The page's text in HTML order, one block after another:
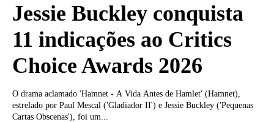
Jessie Buckley conquista
11 indicações ao Critics
Choice Awards 2026
O drama aclamado 'Hamnet - A Vida Antes de Hamlet' (Hamnet),
estrelado por Paul Mescal ('Gladiador II') e Jessie Buckley ('Pequenas
Cartas Obscenas'), foi um...